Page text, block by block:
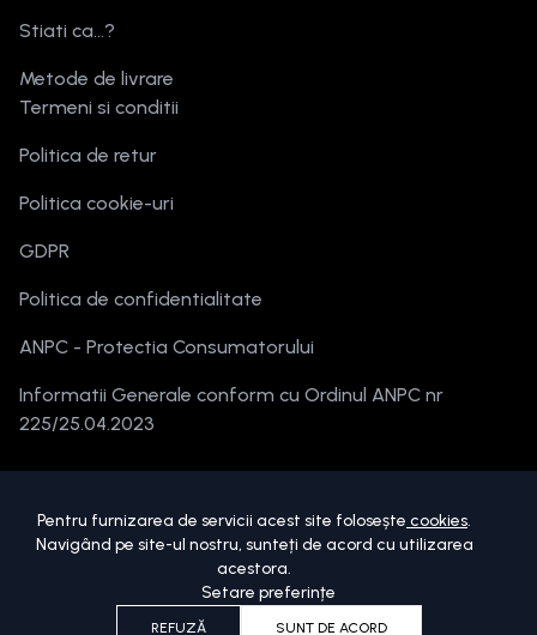
Stiati ca...?
Metode de livrare
Termeni si conditii
Politica de retur
Politica cookie-uri
GDPR
Politica de confidentialitate
ANPC - Protectia Consumatorului
Informatii Generale conform cu Ordinul ANPC nr
225/25.04.2023
beautymania.ro.
Toate drepturile sunt rezervate.
Pentru furnizarea de servicii acest site folosește cookies.
Navigând pe site-ul nostru, sunteți de acord cu utilizarea
acestora.
Setare preferințe
REFUZĂ SUNT DE ACORD